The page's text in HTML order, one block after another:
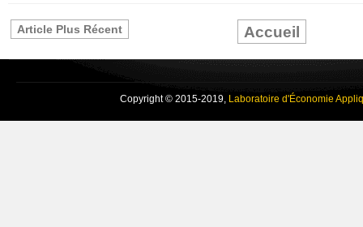
Article Plus Récent Accueil
Copyright © 2015-2019, Laboratoire d'Économie